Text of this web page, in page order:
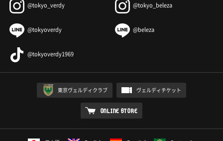
@tokyo_verdy @tokyo_beleza
@tokyoverdy @beleza
@tokyoverdy1969
東京ヴェルディクラブ ヴェルディチケット
ONLINE STORE